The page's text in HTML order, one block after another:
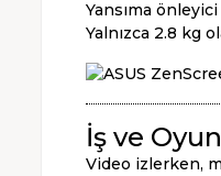
Yansıma
Yalnızca 2.8 kg
İş ve
Video izlerken,